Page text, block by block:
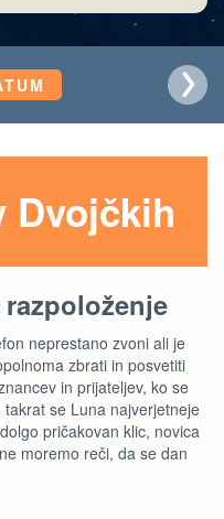
Dvojčkih
neprestano zvoni ali je
zbrati in posvetiti
in prijateljev, ko se
se Luna najverjetneje
pričakovan klic, novica
moremo reči, da se dan